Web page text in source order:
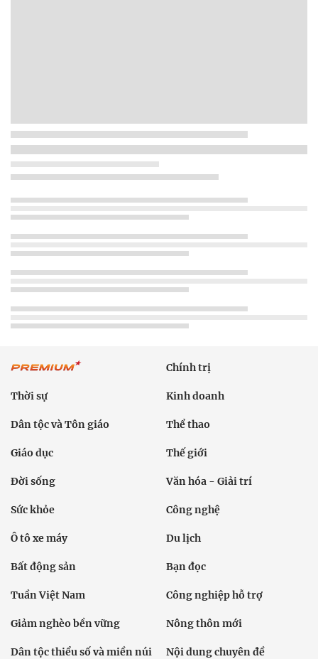
Chính trị
Thời sự Kinh doanh
Dân tộc và Tôn giáo Thể thao
Giáo dục Thế giới
Đời sống Văn hóa - Giải trí
Sức khỏe Công nghệ
Ô tô xe máy Du lịch
Bất động sản Bạn đọc
Tuần Việt Nam Công nghiệp hỗ trợ
Giảm nghèo bền vững Nông thôn mới
Dân tộc thiểu số và miền núi Nội dung chuyên đề